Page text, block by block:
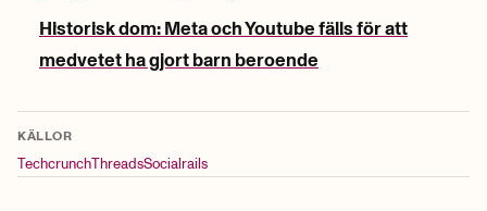
Historisk dom: Meta och Youtube fälls för att
medvetet ha gjort barn beroende
KÄLLOR
TechcrunchThreadsSocialrails